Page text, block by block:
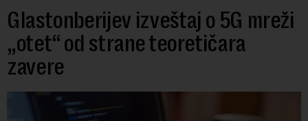
Glastonberijev izveštaj o 5G mreži
„otet“ od strane teoretičara
zavere